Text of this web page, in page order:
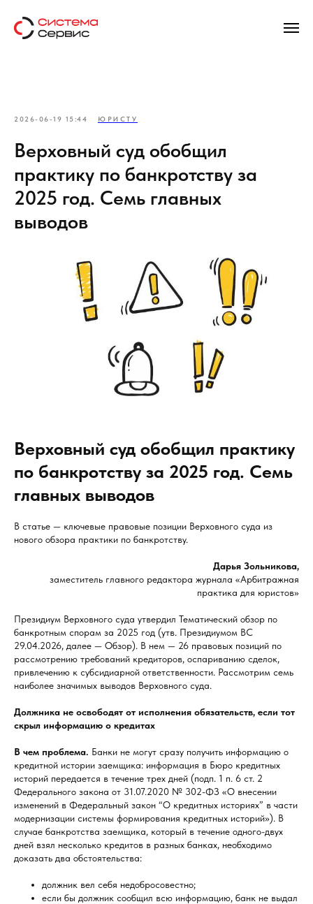
2026-06-19 15:44 ЮРИСТУ
Верховный суд обобщил
практику по банкротству за
2025 год. Семь главных
выводов
Верховный суд обобщил практику
по банкротству за 2025 год. Семь
главных выводов
В статье — ключевые правовые позиции Верховного суда из
нового обзора практики по банкротству.
Дарья Зольникова,
заместитель главного редактора журнала «Арбитражная
практика для юристов»
Президиум Верховного суда утвердил Тематический обзор по
банкротным спорам за 2025 год (утв. Президиумом ВС
29.04.2026, далее — Обзор). В нем — 26 правовых позиций по
рассмотрению требований кредиторов, оспариванию сделок,
привлечению к субсидиарной ответственности. Рассмотрим семь
наиболее значимых выводов Верховного суда.
Должника не освободят от исполнения обязательств, если тот
скрыл информацию о кредитах
В чем проблема. Банки не могут сразу получить информацию о
кредитной истории заемщика: информация в Бюро кредитных
историй передается в течение трех дней (подп. 1 п. 6 ст. 2
Федерального закона от 31.07.2020 № 302-ФЗ «О внесении
изменений в Федеральный закон “О кредитных историях” в части
модернизации системы формирования кредитных историй»). В
случае банкротства заемщика, который в течение одного-двух
дней взял несколько кредитов в разных банках, необходимо
доказать два обстоятельства:
должник вел себя недобросовестно;
если бы должник сообщил всю информацию, банк не выдал